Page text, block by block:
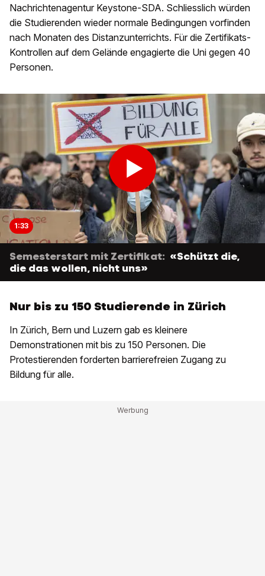
Nachrichtenagentur Keystone-SDA. Schliesslich würden
die Studierenden wieder normale Bedingungen vorfinden
nach Monaten des Distanzunterrichts. Für die Zertifikats-
Kontrollen auf dem Gelände engagierte die Uni gegen 40
Personen.
1:33
Semesterstart mit Zertifikat: «Schützt die,
die das wollen, nicht uns»
Nur bis zu 150 Studierende in Zürich
In Zürich, Bern und Luzern gab es kleinere
Demonstrationen mit bis zu 150 Personen. Die
Protestierenden forderten barrierefreien Zugang zu
Bildung für alle.